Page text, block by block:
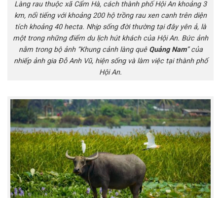
Làng rau thuộc xã Cẩm Hà, cách thành phố Hội An khoảng 3
km, nổi tiếng với khoảng 200 hộ trồng rau xen canh trên diện
tích khoảng 40 hecta. Nhịp sống đời thường tại đây yên ả, là
một trong những điểm du lịch hút khách của Hội An. Bức ảnh
nằm trong bộ ảnh “Khung cảnh làng quê Quảng Nam” của
nhiếp ảnh gia Đỗ Anh Vũ, hiện sống và làm việc tại thành phố
Hội An.